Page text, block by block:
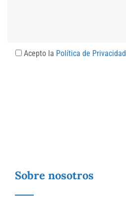
Acepto la Política de Privacidad
Sobre nosotros